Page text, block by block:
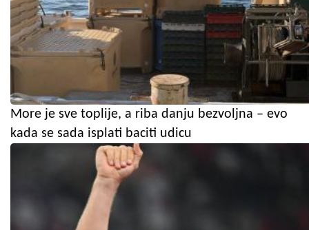
More je sve toplije, a riba danju bezvoljna – evo
kada se sada isplati baciti udicu